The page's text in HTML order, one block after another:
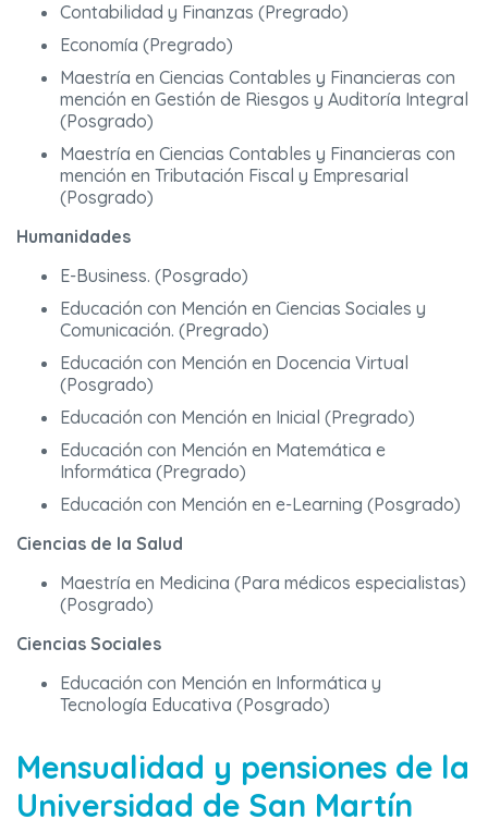
Contabilidad y Finanzas (Pregrado)
Economía (Pregrado)
Maestría en Ciencias Contables y Financieras con
mención en Gestión de Riesgos y Auditoría Integral
(Posgrado)
Maestría en Ciencias Contables y Financieras con
mención en Tributación Fiscal y Empresarial
(Posgrado)
Humanidades
E-Business. (Posgrado)
Educación con Mención en Ciencias Sociales y
Comunicación. (Pregrado)
Educación con Mención en Docencia Virtual
(Posgrado)
Educación con Mención en Inicial (Pregrado)
Educación con Mención en Matemática e
Informática (Pregrado)
Educación con Mención en e-Learning (Posgrado)
Ciencias de la Salud
Maestría en Medicina (Para médicos especialistas)
(Posgrado)
Ciencias Sociales
Educación con Mención en Informática y
Tecnología Educativa (Posgrado)
Mensualidad y pensiones de la
Universidad de San Martín